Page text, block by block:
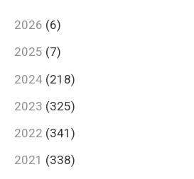
2026 (6)
2025 (7)
2024 (218)
2023 (325)
2022 (341)
2021 (338)